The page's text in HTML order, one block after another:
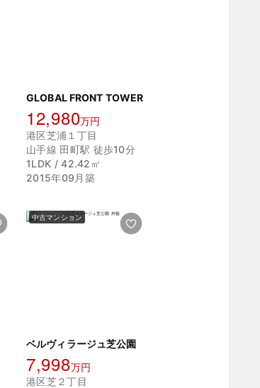
GLOBAL FRONT TOWER
12,980万円
港区芝浦１丁目
山手線 田町駅 徒歩10分
1LDK / 42.42㎡
2015年09月築
中古マンション
ベルヴィラージュ芝公園
7,998万円
港区芝２丁目